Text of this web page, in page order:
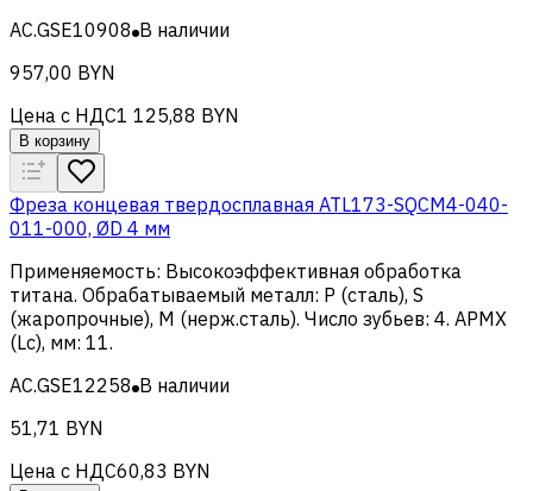
AC.GSE10908 В наличии
957,00 BYN
Цена с НДС1 125,88 BYN
В корзину
Фреза концевая твердосплавная ATL173-SQCM4-040-
011-000, ØD 4 мм
Применяемость: Высокоэффективная обработка
титана. Обрабатываемый металл: Р (сталь), S
(жаропрочные), M (нерж.сталь). Число зубьев: 4. APMX
(Lc), мм: 11.
AC.GSE12258 В наличии
51,71 BYN
Цена с НДС60,83 BYN